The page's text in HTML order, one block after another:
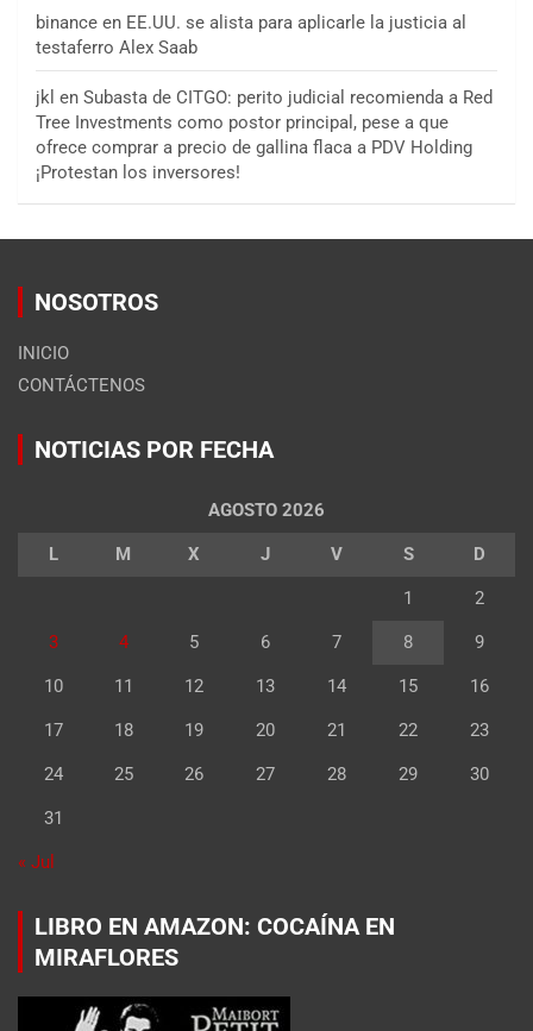
binance en EE.UU. se alista para aplicarle la justicia al
testaferro Alex Saab
jkl en Subasta de CITGO: perito judicial recomienda a Red
Tree Investments como postor principal, pese a que
ofrece comprar a precio de gallina flaca a PDV Holding
¡Protestan los inversores!
NOSOTROS
INICIO
CONTÁCTENOS
NOTICIAS POR FECHA
AGOSTO 2026
L M X J V S D
1 2
3 4 5 6 7 8 9
10 11 12 13 14 15 16
17 18 19 20 21 22 23
24 25 26 27 28 29 30
31
« Jul
LIBRO EN AMAZON: COCAÍNA EN
MIRAFLORES